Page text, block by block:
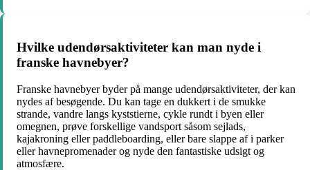
Hvilke udendørsaktiviteter kan man nyde i
franske havnebyer?
Franske havnebyer byder på mange udendørsaktiviteter, der kan
nydes af besøgende. Du kan tage en dukkert i de smukke
strande, vandre langs kyststierne, cykle rundt i byen eller
omegnen, prøve forskellige vandsport såsom sejlads,
kajakroning eller paddleboarding, eller bare slappe af i parker
eller havnepromenader og nyde den fantastiske udsigt og
atmosfære.